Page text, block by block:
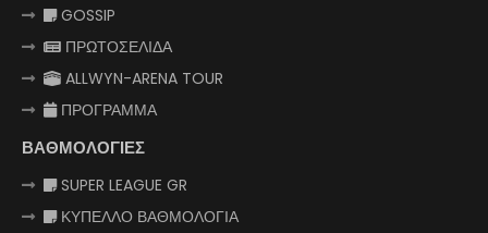
GOSSIP
ΠΡΩΤΟΣΕΛΙΔΑ
ALLWYN-ARENA TOUR
ΠΡΟΓΡΑΜΜΑ
ΒΑΘΜΟΛΟΓΙΕΣ
SUPER LEAGUE GR
ΚΥΠΕΛΛΟ ΒΑΘΜΟΛΟΓΙΑ